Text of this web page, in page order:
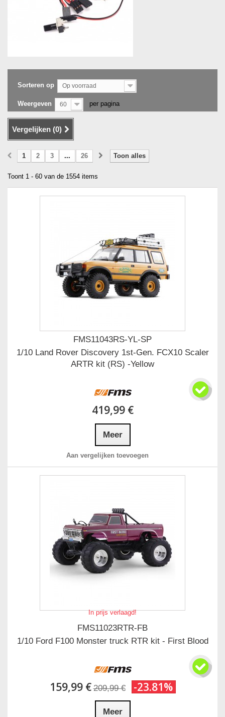
Sorteren op Op voorraad
Weergeven 60 per pagina
Vergelijken (0)
Toon alles
1 2 3 ... 26
Toont 1 - 60 van de 1554 items
FMS11043RS-YL-SP
1/10 Land Rover Discovery 1st-Gen. FCX10 Scaler
ARTR kit (RS) -Yellow
419,99 €
Meer
Aan vergelijken toevoegen
In prijs verlaagd!
FMS11023RTR-FB
1/10 Ford F100 Monster truck RTR kit - First Blood
159,99 € 209,99 € -23.81%
Meer